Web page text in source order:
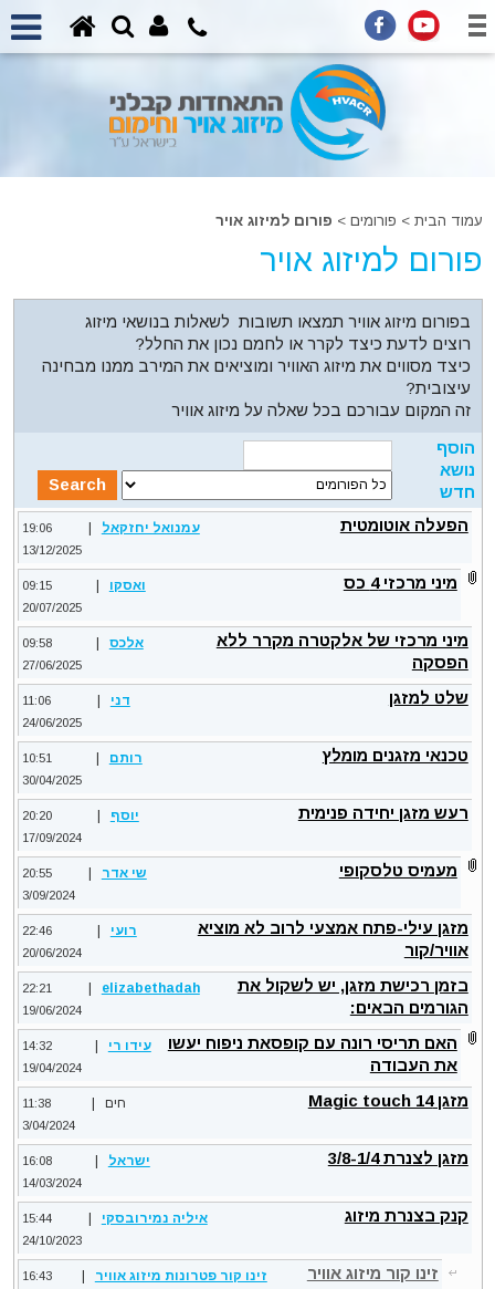
עמוד הבית > פורומים > פורום למיזוג אויר
פורום למיזוג אויר
בפורום מיזוג אוויר תמצאו תשובות לשאלות בנושאי מיזוג
רוצים לדעת כיצד לקרר או לחמם נכון את החלל?
כיצד מסווים את מיזוג האוויר ומוציאים את המירב ממנו מבחינה
עיצובית?
זה המקום עבורכם בכל שאלה על מיזוג אוויר
הוסף
נושא
חדש
הפעלה אוטומטית
עמנואל יחזקאל |
19:06
13/12/2025
מיני מרכזי 4 כס ואסקו |
09:15
20/07/2025
מיני מרכזי של אלקטרה מקרר ללא
הפסקה
אלכס |
09:58
27/06/2025
שלט למזגן דני |
11:06
24/06/2025
טכנאי מזגנים מומלץ רותם |
10:51
30/04/2025
רעש מזגן יחידה פנימית יוסף |
20:20
17/09/2024
מעמיס טלסקופי שי אדר |
20:55
3/09/2024
מזגן עילי-פתח אמצעי לרוב לא מוציא
אוויר/קור
רועי |
22:46
20/06/2024
בזמן רכישת מזגן, יש לשקול את
הגורמים הבאים:
elizabethadah
|
22:21
19/06/2024
האם תריסי רונה עם קופסאת ניפוח יעשו
את העבודה
עידו רי |
14:32
19/04/2024
מזגן Magic touch 14 חים |
11:38
3/04/2024
מזגן לצנרת 3/8-1/4 ישראל |
16:08
14/03/2024
קנק בצנרת מיזוג איליה נמירובסקי |
15:44
24/10/2023
זינו קור מיזוג אוויר זינו קור פטרונות מיזוג אוויר |
16:43